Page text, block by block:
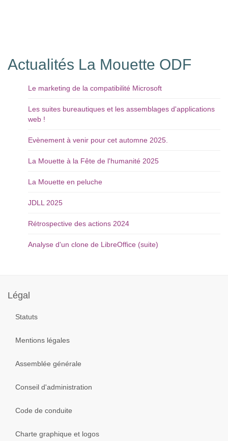
Actualités La Mouette ODF
Le marketing de la compatibilité Microsoft
Les suites bureautiques et les assemblages d'applications
web !
Evènement à venir pour cet automne 2025.
La Mouette à la Fête de l'humanité 2025
La Mouette en peluche
JDLL 2025
Rétrospective des actions 2024
Analyse d'un clone de LibreOffice (suite)
Légal
Statuts
Mentions légales
Assemblée générale
Conseil d'administration
Code de conduite
Charte graphique et logos
précédenteprécédent